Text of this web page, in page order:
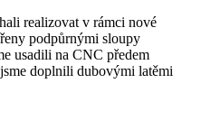
realizovat v rámci nové
podpůrnými sloupy
usadili na CNC předem
doplnili dubovými latěmi